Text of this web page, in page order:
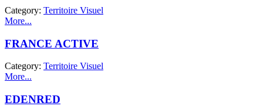
Category: Territoire Visuel
More...
FRANCE ACTIVE
Category: Territoire Visuel
More...
EDENRED